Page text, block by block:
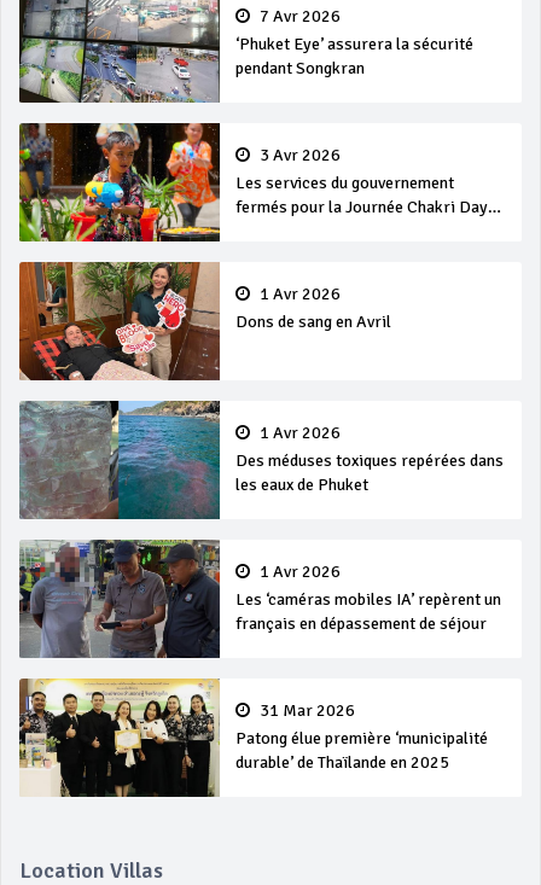
7 Avr 2026
‘Phuket Eye’ assurera la sécurité
pendant Songkran
3 Avr 2026
Les services du gouvernement
fermés pour la Journée Chakri Day
1 Avr 2026
Dons de sang en Avril
1 Avr 2026
Des méduses toxiques repérées dans
les eaux de Phuket
1 Avr 2026
Les ‘caméras mobiles IA’ repèrent un
français en dépassement de séjour
31 Mar 2026
Patong élue première ‘municipalité
durable’ de Thaïlande en 2025
Location Villas